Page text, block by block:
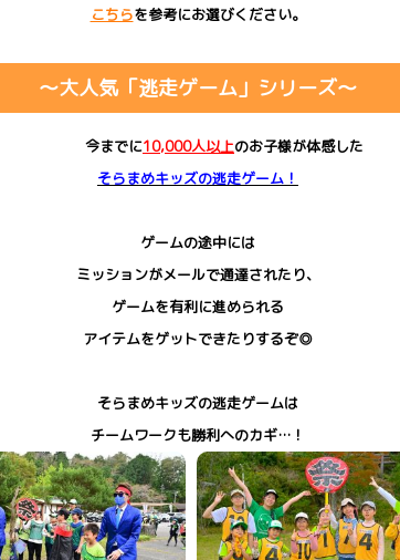
こちらを参考にお選びください。
～大人気「逃走ゲーム」シリーズ～
今までに10,000人以上のお子様が体感した
そらまめキッズの逃走ゲーム！
ゲームの途中には
ミッションがメールで通達されたり、
ゲームを有利に進められる
アイテムをゲットできたりするぞ◎
そらまめキッズの逃走ゲームは
チームワークも勝利へのカギ…！